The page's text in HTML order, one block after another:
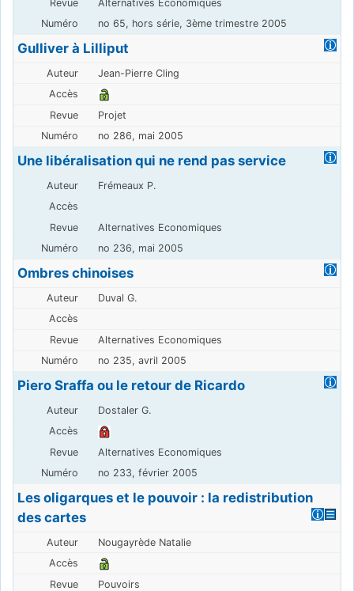
Alternatives Economiques
no 65, hors série, 3ème trimestre 2005
Gulliver à Lilliput
Jean-Pierre Cling
Projet
no 286, mai 2005
Une libéralisation qui ne rend pas service
Frémeaux P.
Alternatives Economiques
no 236, mai 2005
Ombres chinoises
Duval G.
Alternatives Economiques
no 235, avril 2005
Piero Sraffa ou le retour de Ricardo
Dostaler G.
Alternatives Economiques
no 233, février 2005
Les oligarques et le pouvoir : la redistribution
des cartes
Nougayrède Natalie
Pouvoirs